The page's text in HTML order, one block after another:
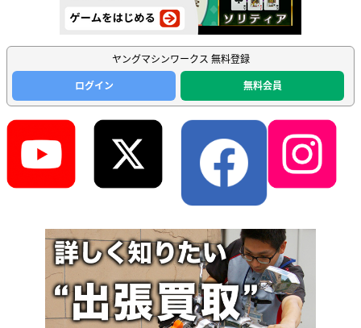
ヤングマシンワークス 無料登録
ログイン
無料会員